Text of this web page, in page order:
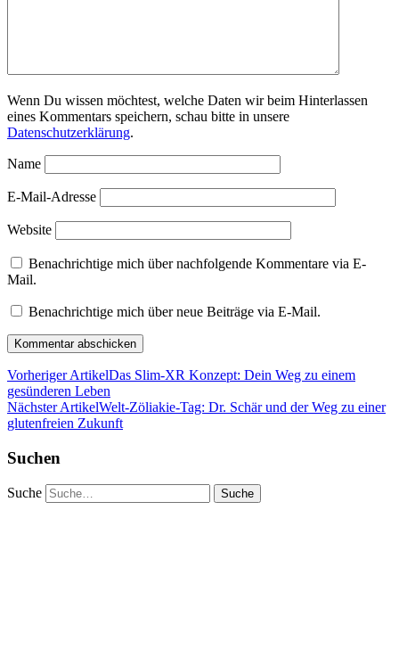
Wenn Du wissen möchtest, welche Daten wir beim Hinterlassen
eines Kommentars speichern, schau bitte in unsere
Datenschutzerklärung.
Name
E-Mail-Adresse
Website
Benachrichtige mich über nachfolgende Kommentare via E-
Mail.
Benachrichtige mich über neue Beiträge via E-Mail.
Vorheriger ArtikelDas Slim-XR Konzept: Dein Weg zu einem
gesünderen Leben
Nächster ArtikelWelt-Zöliakie-Tag: Dr. Schär und der Weg zu einer
glutenfreien Zukunft
Suchen
Suche